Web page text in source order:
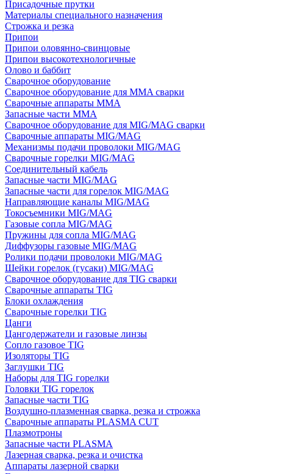
Присадочные прутки
Материалы специального назначения
Строжка и резка
Припои
Припои оловянно-свинцовые
Припои высокотехнологичные
Олово и баббит
Сварочное оборудование
Сварочное оборудование для MMA сварки
Сварочные аппараты MMA
Запасные части MMA
Сварочное оборудование для MIG/MAG сварки
Сварочные аппараты MIG/MAG
Механизмы подачи проволоки MIG/MAG
Сварочные горелки MIG/MAG
Соединительный кабель
Запасные части MIG/MAG
Запасные части для горелок MIG/MAG
Направляющие каналы MIG/MAG
Токосъемники MIG/MAG
Газовые сопла MIG/MAG
Пружины для сопла MIG/MAG
Диффузоры газовые MIG/MAG
Ролики подачи проволоки MIG/MAG
Шейки горелок (гусаки) MIG/MAG
Сварочное оборудование для TIG сварки
Сварочные аппараты TIG
Блоки охлаждения
Сварочные горелки TIG
Цанги
Цангодержатели и газовые линзы
Сопло газовое TIG
Изоляторы TIG
Заглушки TIG
Наборы для TIG горелки
Головки TIG горелок
Запасные части TIG
Воздушно-плазменная сварка, резка и строжка
Сварочные аппараты PLASMA CUT
Плазмотроны
Запасные части PLASMA
Лазерная сварка, резка и очистка
Аппараты лазерной сварки